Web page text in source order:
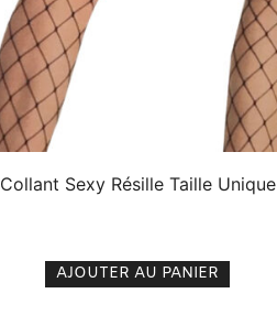
Collant Sexy Résille Taille Unique
AJOUTER AU PANIER